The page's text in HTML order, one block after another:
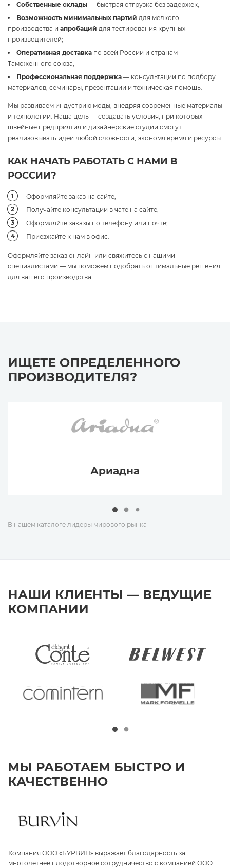
Собственные склады — быстрая отгрузка без задержек;
Возможность минимальных партий для мелкого
производства и апробаций для тестирования крупных
производителей;
Оперативная доставка по всей России и странам
Таможенного союза;
Профессиональная поддержка — консультации по подбору
материалов, семинары, презентации и техническая помощь.
Мы развиваем индустрию моды, внедряя современные материалы
и технологии. Наша цель — создавать условия, при которых
швейные предприятия и дизайнерские студии смогут
реализовывать идеи любой сложности, экономя время и ресурсы.
КАК НАЧАТЬ РАБОТАТЬ С НАМИ В
РОССИИ?
Оформляйте заказ на сайте;
Получайте консультации в чате на сайте;
Оформляйте заказы по телефону или почте;
Приезжайте к нам в офис.
Оформляйте заказ онлайн или свяжитесь с нашими
специалистами — мы поможем подобрать оптимальные решения
для вашего производства.
ИЩЕТЕ ОПРЕДЕЛЕННОГО
ПРОИЗВОДИТЕЛЯ?
Ариадна
В нашем каталоге лидеры мирового рынка
НАШИ КЛИЕНТЫ — ВЕДУЩИЕ
КОМПАНИИ
МЫ РАБОТАЕМ БЫСТРО И
КАЧЕСТВЕННО
Компания ООО «БУРВИН» выражает благодарность за
многолетнее плодотворное сотрудничество с компанией ООО